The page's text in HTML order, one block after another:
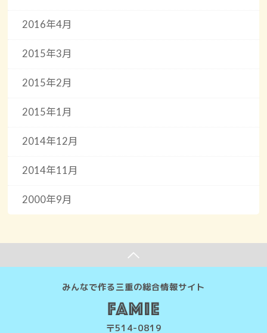
2016年4月
2015年3月
2015年2月
2015年1月
2014年12月
2014年11月
2000年9月
みんなで作る三重の総合情報サイト
〒514-0819